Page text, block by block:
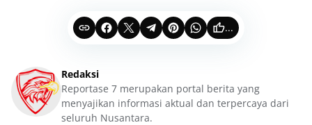
...
Redaksi
Reportase 7 merupakan portal berita yang
menyajikan informasi aktual dan terpercaya dari
seluruh Nusantara.